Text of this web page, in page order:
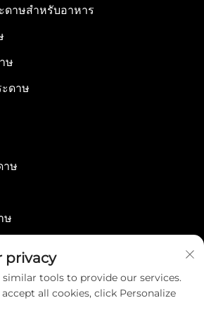
นาดเล็กหรือโรงงานอุตสาหกรรม
รนี้จึงไม่ใช่เพียงเครื่องมือสำหรับ
แต่ยังเป็นการลงทุนเชิงกลยุทธ์ที่
พธุรกิจของคุณให้สามารถรักษา
แข่งขันในตลาดโลกได้อย่างยั่งยืน
เครื่องบรรจุภัณฑ์ของเรา
แบบเต็มรูปแบบอัตโนมัติ ครอบคลุม
ป้อนสินค้า การจัดเรียง การห่อหุ้ม
ำงานแบบต่อเนื่องเพียงหนึ่งเดียว
เตอร์เซอร์โวแบบเต็มรูปแบบและชิ้น
ระดับนานาชาติ ได้แก่ ไดรฟ์ของ
ดาษสำหรับอาหาร
ษ
ะดาษ
าษ
ษ
privacy
similar tools to provide our services.
all cookies, click Personalize